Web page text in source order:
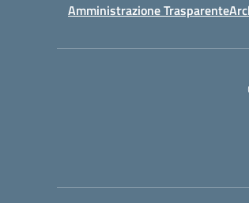
Amministrazione Trasparente